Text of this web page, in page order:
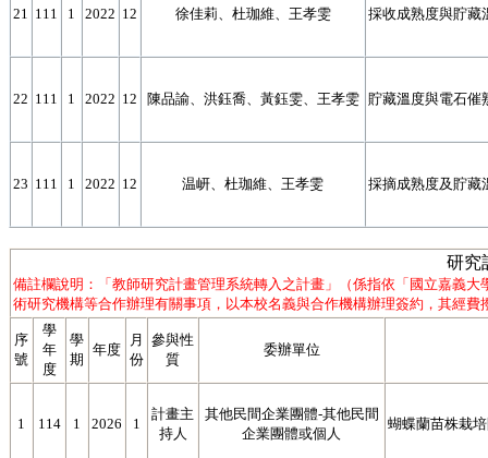
21 111 1 2022 12 徐佳莉、杜珈維、王孝雯 採收成熟度與貯藏
22 111 1 2022 12 陳品諭、洪鈺喬、黃鈺雯、王孝雯 貯藏溫度與電石催
23 111 1 2022 12 温岍、杜珈維、王孝雯 採摘成熟度及貯藏
研究
備註欄說明：「教師研究計畫管理系統轉入之計畫」（係指依「國立嘉義
術研究機構等合作辦理有關事項，以本校名義與合作機構辦理簽約，其經費
序
號
學
年
度
學
期
年度
月
份
參與性
質
委辦單位
1 114 1 2026 1
計畫主
持人
其他民間企業團體-其他民間
企業團體或個人
蝴蝶蘭苗株栽